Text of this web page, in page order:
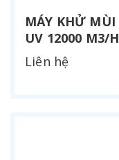
MÁY KHỬ MÙI
UV 12000 M3/H
Liên hệ